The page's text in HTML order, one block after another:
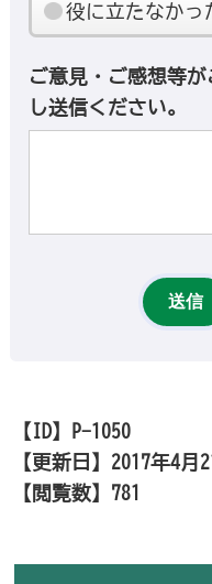
役に立たなかっ
ご意見・ご感想等
し送信ください。
【ID】
P-1050
【更新日】 2017年4月
【閲覧数】 781